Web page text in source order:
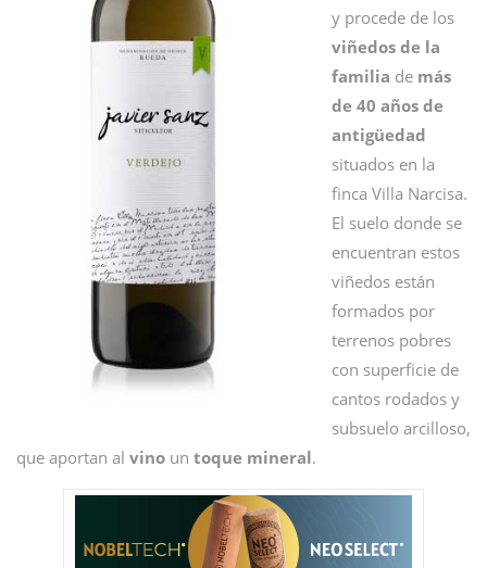
y procede de los
viñedos de la
familia de más
de 40 años de
antigüedad
situados en la
finca Villa Narcisa.
El suelo donde se
encuentran estos
viñedos están
formados por
terrenos pobres
con superficie de
cantos rodados y
subsuelo arcilloso,
que aportan al vino un toque mineral.